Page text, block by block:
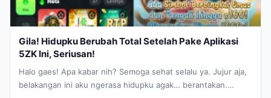
Gila! Hidupku Berubah Total Setelah Pake Aplikasi
5ZK Ini, Seriusan!
Halo gaes! Apa kabar nih? Semoga sehat selalu ya. Jujur aja,
belakangan ini aku ngerasa hidupku agak… berantakan.